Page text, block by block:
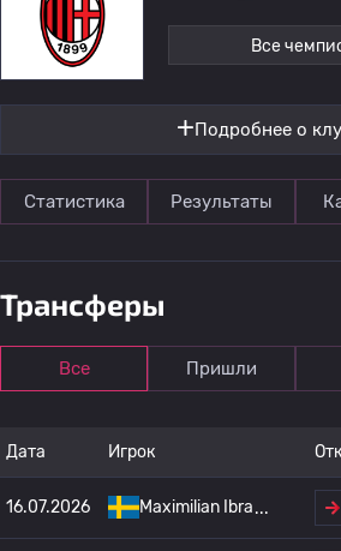
Все
Подробнее о
Статистика Результаты
Трансферы
Все Пришли
Дата Игрок
16.07.2026 Maximilian Ibra